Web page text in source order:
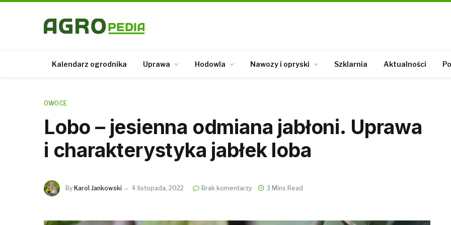
Kalendarz ogrodnika Uprawa Hodowla Nawozy i opryski Szklarnia Aktualności
OWOCE
Lobo – jesienna odmiana jabłoni. Uprawa
i charakterystyka jabłek loba
By Karol Jankowski 4 listopada, 2022 Brak komentarzy 3 Mins Read